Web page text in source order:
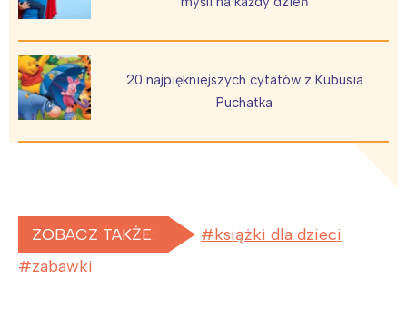
20 najpiękniejszych cytatów z Kubusia
Puchatka
ZOBACZ TAKŻE:
książki dla dzieci
zabawki